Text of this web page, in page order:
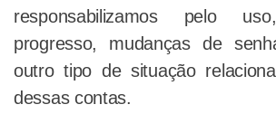
responsabilizamos pelo
progresso, mudanças de
outro tipo de situação
dessas contas.